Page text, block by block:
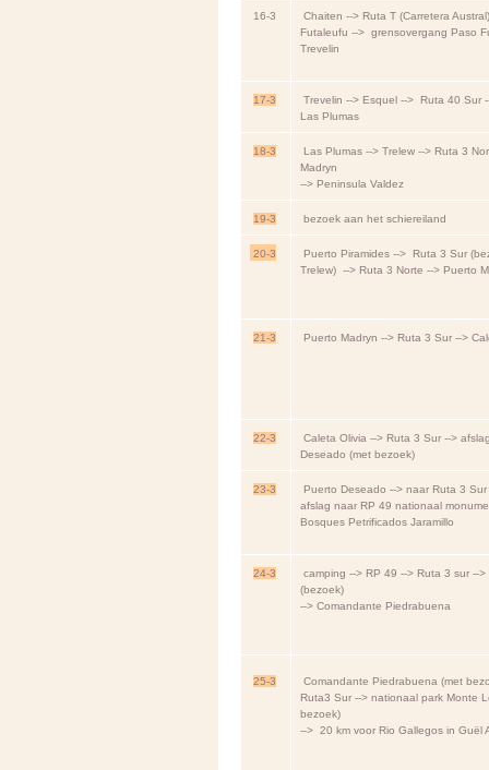
16-3
Chaiten --> Ruta T (Carretera
Futaleufu --> grensovergang Paso
Trevelin
17-3
Trevelin --> Esquel --> Ruta 40 Sur
Las Plumas
18-3
Las Plumas --> Trelew --> Ruta 3
Madryn
--> Peninsula Valdez
19-3 bezoek aan het schiereiland
20-3
Puerto Piramides --> Ruta 3 Sur
Trelew) --> Ruta 3 Norte --> Puerto
21-3 Puerto Madryn --> Ruta 3 Sur -->
22-3
Caleta Olivia --> Ruta 3 Sur -->
Deseado (met bezoek)
23-3
Puerto Deseado --> naar Ruta 3 Sur
afslag naar RP 49 nationaal
Bosques Petrificados Jaramillo
24-3
camping --> RP 49 --> Ruta 3 sur --
(bezoek)
--> Comandante Piedrabuena
25-3
Comandante Piedrabuena (met
Ruta3 Sur --> nationaal park Monte
bezoek)
--> 20 km voor Rio Gallegos in Guël